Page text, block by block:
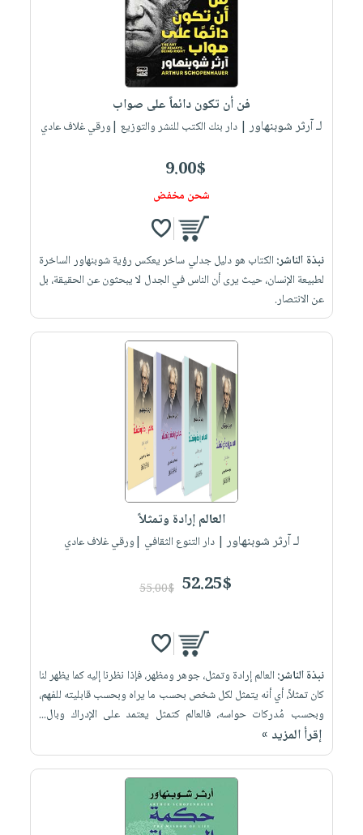
فن أن تكون دائماً على صواب
لـ آرثر شوبنهاور| دار بنك الكتب للنشر والتوزيع |ورقي غلاف عادي
9.00$
شحن مخفض
نبذة الناشر: الكتاب هو دليل جدلي ساخر يعكس رؤية شوبنهاور الساخرة
لطبيعة الإنسان، حيث يرى أن الناس في الجدل لا يبحثون عن الحقيقة، بل
عن الانتصار.
العالم إرادة وتمثلاً
لـ آرثر شوبنهاور| دار التنوع الثقافي |ورقي غلاف عادي
52.25$
55.00$
نبذة الناشر: العالم إرادة وتمثل، جوهر ومظهر، فإذا نظرنا إليه كما يظهر لنا
كان تمثلاً، أي أنه يتمثل لكل شخص بحسب ما يراه وبحسب قابليته للفهم،
وبحسب مُدركات حواسه، فالعالم كتمثل يعتمد على الإدراك وبال...
إقرأ المزيد »